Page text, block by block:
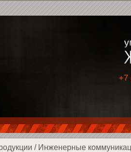
+7
/ Инженерные